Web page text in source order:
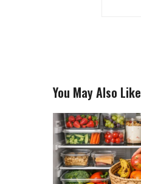
You May Also Like